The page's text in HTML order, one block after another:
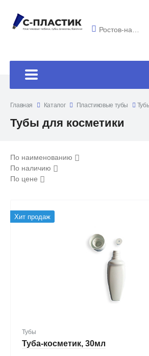
Ростов-на-Дону
Главная Каталог Пластиковые тубы
Тубы для косметики
По наименованию
По наличию
По цене
Хит продаж
Тубы
Туба-косметик, 30мл